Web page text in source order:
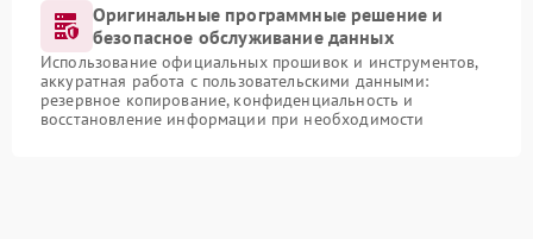
Оригинальные программные решение и
безопасное обслуживание данных
Использование официальных прошивок и инструментов,
аккуратная работа с пользовательскими данными:
резервное копирование, конфиденциальность и
восстановление информации при необходимости